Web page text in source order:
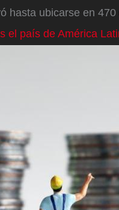
hasta ubicarse en
el país de América